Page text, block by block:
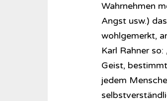
Wahrnehmen
Angst usw.)
wohlgemerkt,
Karl Rahner
Geist,
jedem